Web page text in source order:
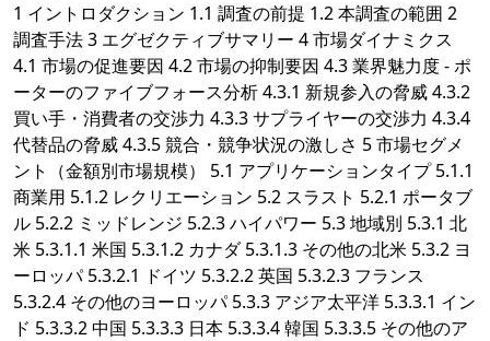
1 イントロダクション 1.1 調査の前提 1.2 本調査の範囲 2
調査手法 3 エグゼクティブサマリー 4 市場ダイナミクス
4.1 市場の促進要因 4.2 市場の抑制要因 4.3 業界魅力度 - ポ
ーターのファイブフォース分析 4.3.1 新規参入の脅威 4.3.2
買い手・消費者の交渉力 4.3.3 サプライヤーの交渉力 4.3.4
代替品の脅威 4.3.5 競合・競争状況の激しさ 5 市場セグメ
ント（金額別市場規模） 5.1 アプリケーションタイプ 5.1.1
商業用 5.1.2 レクリエーション 5.2 スラスト 5.2.1 ポータブ
ル 5.2.2 ミッドレンジ 5.2.3 ハイパワー 5.3 地域別 5.3.1 北
米 5.3.1.1 米国 5.3.1.2 カナダ 5.3.1.3 その他の北米 5.3.2 ヨ
ーロッパ 5.3.2.1 ドイツ 5.3.2.2 英国 5.3.2.3 フランス
5.3.2.4 その他のヨーロッパ 5.3.3 アジア太平洋 5.3.3.1 イン
ド 5.3.3.2 中国 5.3.3.3 日本 5.3.3.4 韓国 5.3.3.5 その他のア